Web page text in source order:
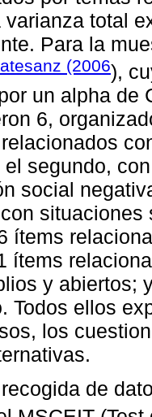
total
Para la
(2006),
un alpha de
6,
segundo,
social
ítems
ítems
y abiertos;
Todos ellos
los
de